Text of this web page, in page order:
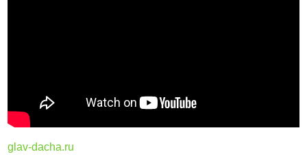
glav-dacha.ru